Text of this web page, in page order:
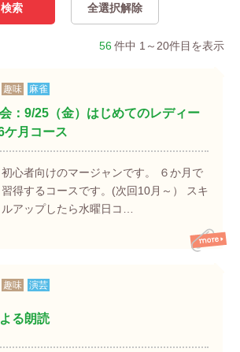
56 件中 1～20件目を表示
趣味 麻雀
：9/25（金）はじめてのレディー
ケ月コース
初心者向けのマージャンです。 ６か月で
習得するコースです。(次回10月～） スキ
ルアップしたら水曜日コ…
趣味 演芸
る朗読